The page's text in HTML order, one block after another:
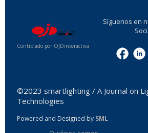
Controlado por OJDinteractiva
Síguenos en
©2023 smartlighting / A Journal on
Technologies
Powered and Designed by SML